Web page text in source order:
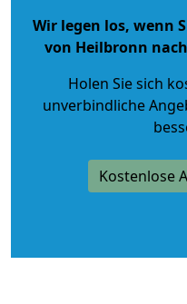
Wir legen los, wenn
von Heilbronn
Holen Sie sich
unverbindliche
Kostenlose